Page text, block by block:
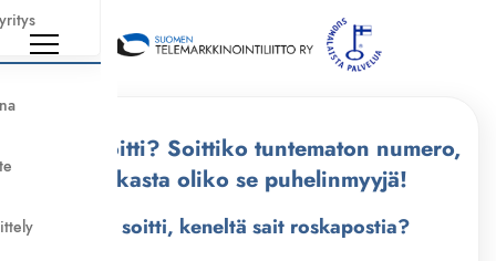
Kuka soitti? Soittiko tuntematon numero,
tarkasta oliko se puhelinmyyjä!
Kuka soitti, keneltä sait roskapostia?